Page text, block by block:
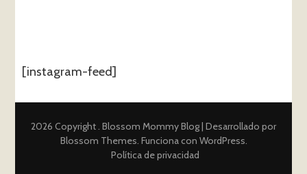
[instagram-feed]
2026 Copyright. Blossom Mommy Blog | Desarrollado por
Blossom Themes. Funciona con WordPress.
Política de privacidad